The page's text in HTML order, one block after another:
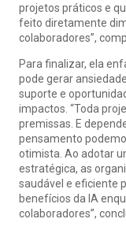
projetos práticos e
feito diretamente
colaboradores”,
Para finalizar, ela
pode gerar
suporte e
impactos. “Toda
premissas. E
pensamento
otimista. Ao adotar
estratégica, as
saudável e eficiente
benefícios da IA
colaboradores”,